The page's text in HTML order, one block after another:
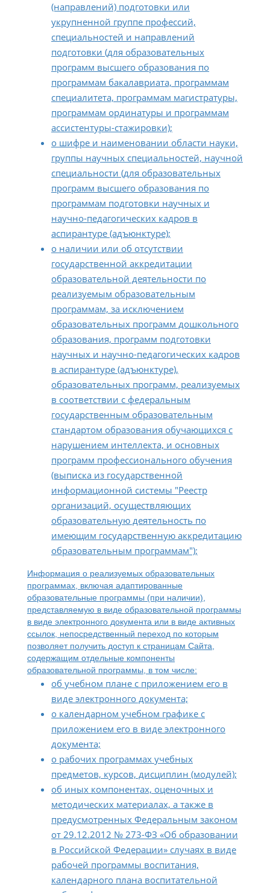
(направлений) подготовки или
укрупненной группе профессий,
специальностей и направлений
подготовки (для образовательных
программ высшего образования по
программам бакалавриата, программам
специалитета, программам магистратуры,
программам ординатуры и программам
ассистентуры-стажировки);
о шифре и наименовании области науки,
группы научных специальностей, научной
специальности (для образовательных
программ высшего образования по
программам подготовки научных и
научно-педагогических кадров в
аспирантуре (адъюнктуре);
о наличии или об отсутствии
государственной аккредитации
образовательной деятельности по
реализуемым образовательным
программам, за исключением
образовательных программ дошкольного
образования, программ подготовки
научных и научно-педагогических кадров
в аспирантуре (адъюнктуре),
образовательных программ, реализуемых
в соответствии с федеральным
государственным образовательным
стандартом образования обучающихся с
нарушением интеллекта, и основных
программ профессионального обучения
(выписка из государственной
информационной системы "Реестр
организаций, осуществляющих
образовательную деятельность по
имеющим государственную аккредитацию
образовательным программам");
Информация о реализуемых образовательных
программах, включая адаптированные
образовательные программы (при наличии),
представляемую в виде образовательной программы
в виде электронного документа или в виде активных
ссылок, непосредственный переход по которым
позволяет получить доступ к страницам Сайта,
содержащим отдельные компоненты
образовательной программы, в том числе:
об учебном плане с приложением его в
виде электронного документа;
о календарном учебном графике с
приложением его в виде электронного
документа;
о рабочих программах учебных
предметов, курсов, дисциплин (модулей);
об иных компонентах, оценочных и
методических материалах, а также в
предусмотренных Федеральным законом
от 29.12.2012 № 273-ФЗ «Об образовании
в Российской Федерации» случаях в виде
рабочей программы воспитания,
календарного плана воспитательной